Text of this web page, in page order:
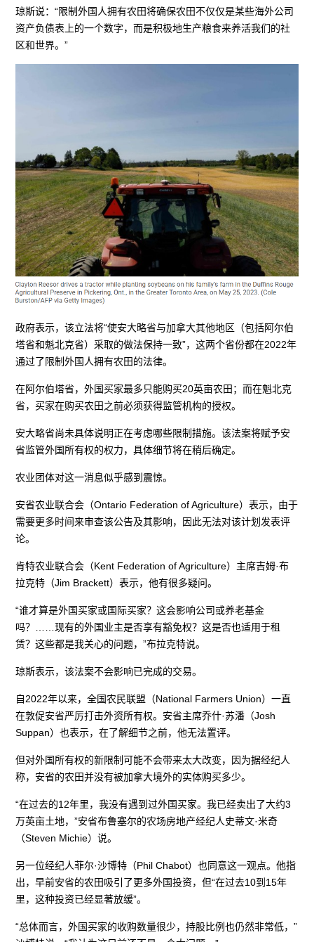
琼斯说：“限制外国人拥有农田将确保农田不仅仅是某些海外公司
资产负债表上的一个数字，而是积极地生产粮食来养活我们的社
区和世界。”
政府表示，该立法将“使安大略省与加拿大其他地区（包括阿尔伯
塔省和魁北克省）采取的做法保持一致”，这两个省份都在2022年
通过了限制外国人拥有农田的法律。
在阿尔伯塔省，外国买家最多只能购买20英亩农田；而在魁北克
省，买家在购买农田之前必须获得监管机构的授权。
安大略省尚未具体说明正在考虑哪些限制措施。该法案将赋予安
省监管外国所有权的权力，具体细节将在稍后确定。
农业团体对这一消息似乎感到震惊。
安省农业联合会（Ontario Federation of Agriculture）表示，由于
需要更多时间来审查该公告及其影响，因此无法对该计划发表评
论。
肯特农业联合会（Kent Federation of Agriculture）主席吉姆·布
拉克特（Jim Brackett）表示，他有很多疑问。
“谁才算是外国买家或国际买家？这会影响公司或养老基金
吗？……现有的外国业主是否享有豁免权？这是否也适用于租
赁？这些都是我关心的问题，”布拉克特说。
琼斯表示，该法案不会影响已完成的交易。
自2022年以来，全国农民联盟（National Farmers Union）一直
在敦促安省严厉打击外资所有权。安省主席乔什·苏潘（Josh
Suppan）也表示，在了解细节之前，他无法置评。
但对外国所有权的新限制可能不会带来太大改变，因为据经纪人
称，安省的农田并没有被加拿大境外的实体购买多少。
“在过去的12年里，我没有遇到过外国买家。我已经卖出了大约3
万英亩土地，”安省布鲁塞尔的农场房地产经纪人史蒂文·米奇
（Steven Michie）说。
另一位经纪人菲尔·沙博特（Phil Chabot）也同意这一观点。他指
出，早前安省的农田吸引了更多外国投资，但“在过去10到15年
里，这种投资已经显著放缓”。
“总体而言，外国买家的收购数量很少，持股比例也仍然非常低，”